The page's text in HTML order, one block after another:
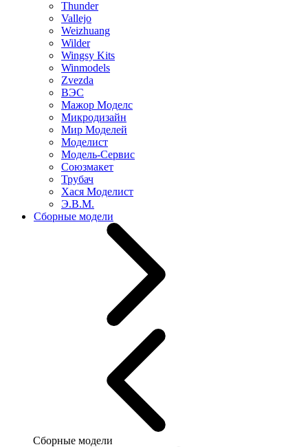
Thunder
Vallejo
Weizhuang
Wilder
Wingsy Kits
Winmodels
Zvezda
ВЭС
Мажор Моделс
Микродизайн
Мир Моделей
Моделист
Модель-Сервис
Союзмакет
Трубач
Хася Моделист
Э.В.М.
Сборные модели
Сборные модели